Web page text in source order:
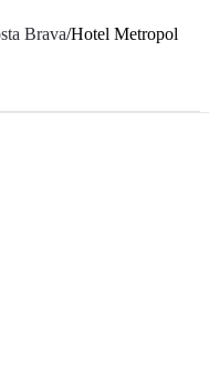
Brava/Hotel Metropol